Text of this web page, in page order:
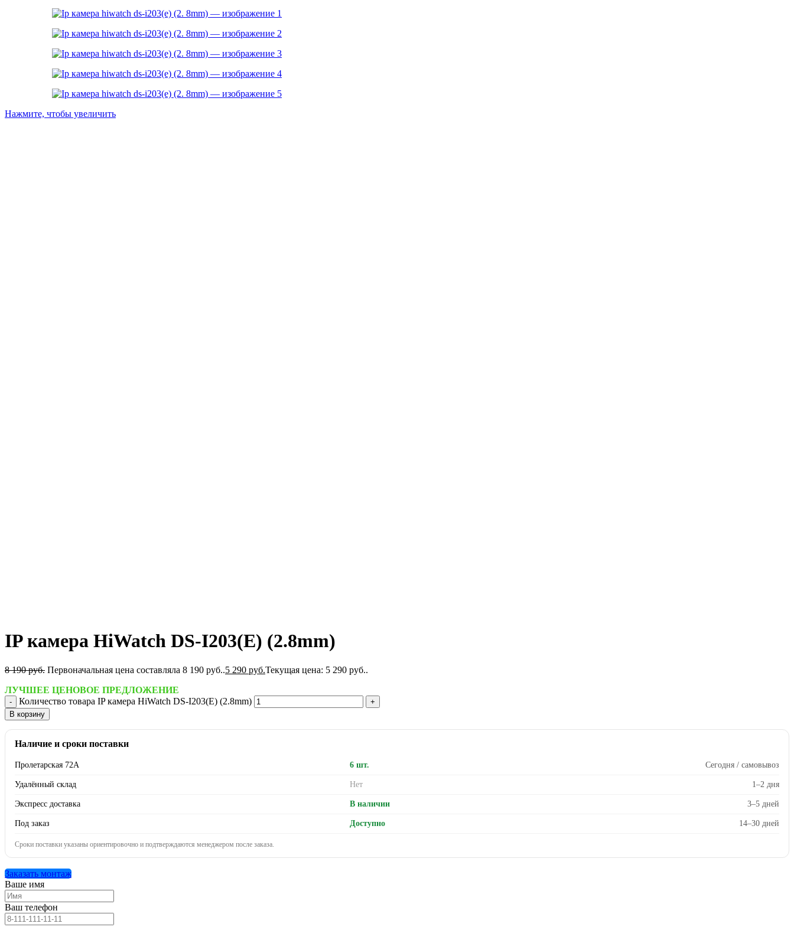
Нажмите, чтобы увеличить
IP камера HiWatch DS-I203(E) (2.8mm)
8 190руб. Первоначальная цена составляла 8 190 руб..5 290 руб.Текущая цена: 5 290 руб..
ЛУЧШЕЕ ЦЕНОВОЕ ПРЕДЛОЖЕНИЕ
Количество товара IP камера HiWatch DS-I203(E) (2.8mm)
В корзину
Наличие и сроки поставки
Пролетарская 72А 6 шт. Сегодня / самовывоз
Удалённый склад Нет 1–2 дня
Экспресс доставка В наличии 3–5 дней
Под заказ Доступно 14–30 дней
Сроки поставки указаны ориентировочно и подтверждаются менеджером после заказа.
Заказать монтаж
Ваше имя
Ваш телефон